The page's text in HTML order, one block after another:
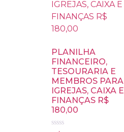
PLANILHA
FINANCEIRO,
TESOURARIA E
MEMBROS PARA
IGREJAS, CAIXA E
FINANÇAS R$
180,00